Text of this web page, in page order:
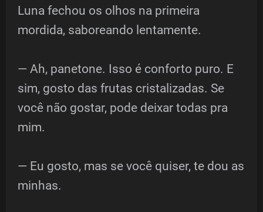
Luna fechou os olhos na primeira
mordida, saboreando lentamente.
— Ah, panetone. Isso é conforto puro. E
sim, gosto das frutas cristalizadas. Se
você não gostar, pode deixar todas pra
mim.
— Eu gosto, mas se você quiser, te dou as
minhas.